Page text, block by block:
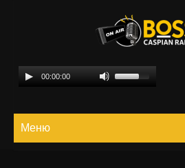
Перейти
00:00:00
Меню
On Air (В эфире)